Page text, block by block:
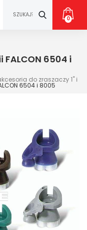
0
FALCON 6504 i
do zraszaczy 1" i
6504 i 8005